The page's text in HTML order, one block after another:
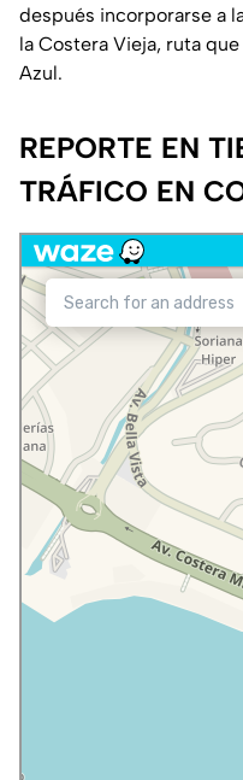
después incorporarse a
la Costera Vieja, ruta
Azul.
REPORTE EN
TRÁFICO EN